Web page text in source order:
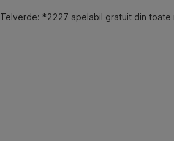
Telverde: *2227 apelabil gratuit din toate